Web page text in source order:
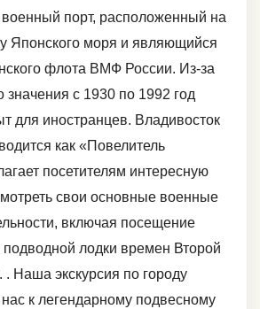
порт, расположенный на
Японского моря и являющийся
флота ВМФ России. Из-за
значения с 1930 по 1992 год
для иностранцев. Владивосток
как «Повелитель
посетителям интересную
свои основные военные
включая посещение
лодки времен Второй
Наша экскурсия по городу
к легендарному подвесному